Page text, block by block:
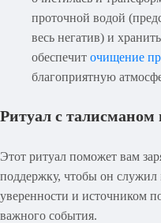
проточной водой
весь негатив) и
обеспечит очищение
благоприятную
Ритуал с талисманом
Этот ритуал поможет вам
поддержку, чтобы он
уверенности и источником
важного события.